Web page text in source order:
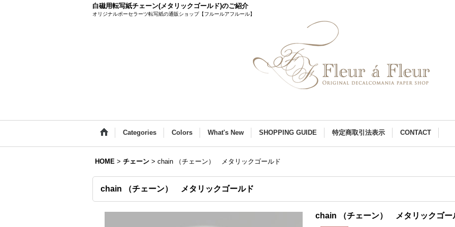
白磁用転写紙チェーン(メタリックゴールド)のご紹介
オリジナルポーセラーツ転写紙の通販ショップ【フルールアフルール】
Categories Colors What's New SHOPPING GUIDE 特定商取引法表示 CONTACT
HOME > チェーン > chain （チェーン） メタリックゴールド
chain （チェーン） メタリックゴールド
chain （チェーン） メタリックゴー